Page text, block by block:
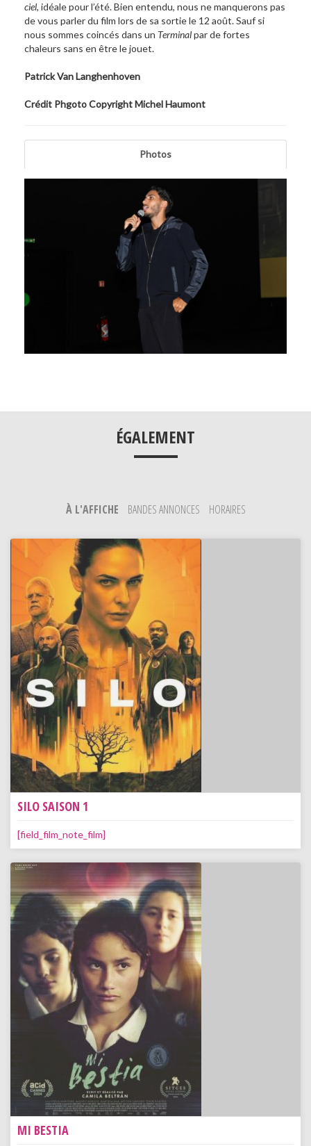
ciel, idéale pour l’été. Bien entendu, nous ne manquerons pas
de vous parler du film lors de sa sortie le 12 août. Sauf si
nous sommes coincés dans un Terminalpar de fortes
chaleurs sans en être le jouet.
Patrick Van Langhenhoven
Crédit Phgoto Copyright Michel Haumont
Photos
ÉGALEMENT
___
À L'AFFICHE BANDES ANNONCES HORAIRES
SILO SAISON 1
[field_film_note_film]
MI BESTIA